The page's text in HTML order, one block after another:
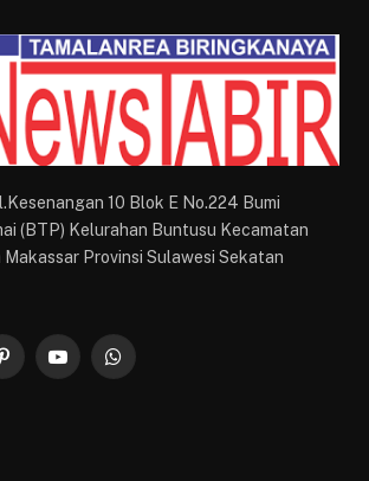
10 Blok E No.224 Bumi
(BTP) Kelurahan Buntusu Kecamatan
Provinsi Sulawesi Sekatan
PinterestYouTubeWhatsApp